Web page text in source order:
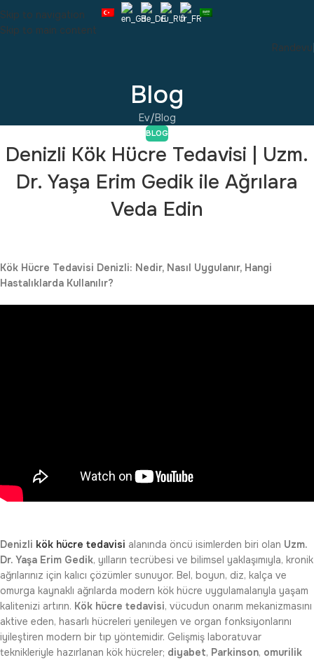
Skip to navigation
Skip to main content
Randevu
Blog
Ev Blog
BLOG
Denizli Kök Hücre Tedavisi | Uzm.
Dr. Yaşa Erim Gedik ile Ağrılara
Veda Edin
Kök Hücre Tedavisi Denizli: Nedir, Nasıl Uygulanır, Hangi
Hastalıklarda Kullanılır?
Denizli kök hücre tedavisi alanında öncü isimlerden biri olan Uzm.
Dr. Yaşa Erim Gedik, yılların tecrübesi ve bilimsel yaklaşımıyla, kronik
ağrılarınız için kalıcı çözümler sunuyor. Bel, boyun, diz, kalça ve
omurga kaynaklı ağrılarda modern kök hücre uygulamalarıyla yaşam
kalitenizi artırın. Kök hücre tedavisi, vücudun onarım mekanizmasını
aktive eden, hasarlı hücreleri yenileyen ve organ fonksiyonlarını
iyileştiren modern bir tıp yöntemidir. Gelişmiş laboratuvar
teknikleriyle hazırlanan kök hücreler; diyabet, Parkinson, omurilik